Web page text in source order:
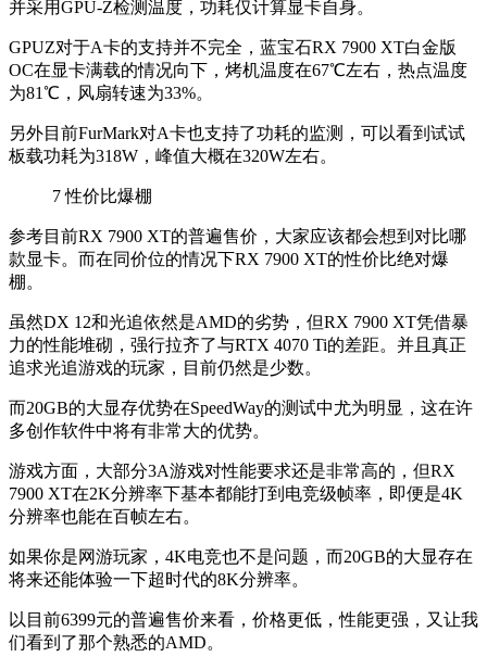
并采用GPU-Z检测温度，功耗仅计算显卡自身。
GPUZ对于A卡的支持并不完全，蓝宝石RX 7900 XT白金版
OC在显卡满载的情况向下，烤机温度在67℃左右，热点温度
为81℃，风扇转速为33%。
另外目前FurMark对A卡也支持了功耗的监测，可以看到试试
板载功耗为318W，峰值大概在320W左右。
7性价比爆棚
参考目前RX 7900 XT的普遍售价，大家应该都会想到对比哪
款显卡。而在同价位的情况下RX 7900 XT的性价比绝对爆
棚。
虽然DX 12和光追依然是AMD的劣势，但RX 7900 XT凭借暴
力的性能堆砌，强行拉齐了与RTX 4070 Ti的差距。并且真正
追求光追游戏的玩家，目前仍然是少数。
而20GB的大显存优势在SpeedWay的测试中尤为明显，这在许
多创作软件中将有非常大的优势。
游戏方面，大部分3A游戏对性能要求还是非常高的，但RX
7900 XT在2K分辨率下基本都能打到电竞级帧率，即便是4K
分辨率也能在百帧左右。
如果你是网游玩家，4K电竞也不是问题，而20GB的大显存在
将来还能体验一下超时代的8K分辨率。
以目前6399元的普遍售价来看，价格更低，性能更强，又让我
们看到了那个熟悉的AMD。